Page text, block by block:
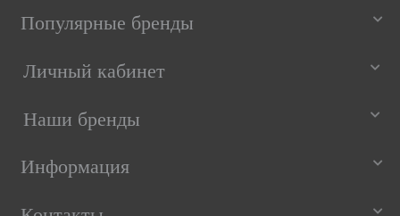
Популярные бренды
Личный кабинет
Наши бренды
Информация